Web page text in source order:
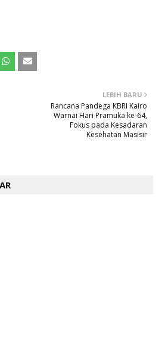
LEBIH BARU
Rancana Pandega KBRI Kairo
Warnai Hari Pramuka ke-64,
Fokus pada Kesadaran
Kesehatan Masisir